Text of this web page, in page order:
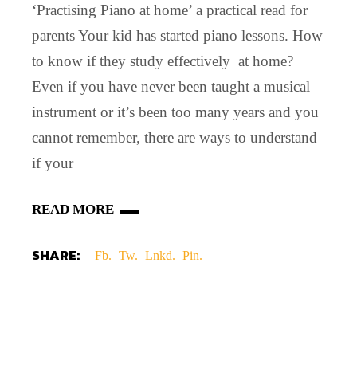
‘Practising Piano at home’ a practical read for
parents Your kid has started piano lessons. How
to know if they study effectively at home?
Even if you have never been taught a musical
instrument or it’s been too many years and you
cannot remember, there are ways to understand
if your
READ MORE
SHARE: Fb. Tw. Lnkd. Pin.